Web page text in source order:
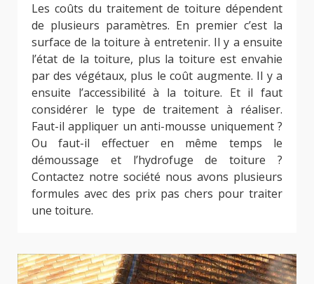
Les coûts du traitement de toiture dépendent
de plusieurs paramètres. En premier c’est la
surface de la toiture à entretenir. Il y a ensuite
l’état de la toiture, plus la toiture est envahie
par des végétaux, plus le coût augmente. Il y a
ensuite l’accessibilité à la toiture. Et il faut
considérer le type de traitement à réaliser.
Faut-il appliquer un anti-mousse uniquement ?
Ou faut-il effectuer en même temps le
démoussage et l’hydrofuge de toiture ?
Contactez notre société nous avons plusieurs
formules avec des prix pas chers pour traiter
une toiture.